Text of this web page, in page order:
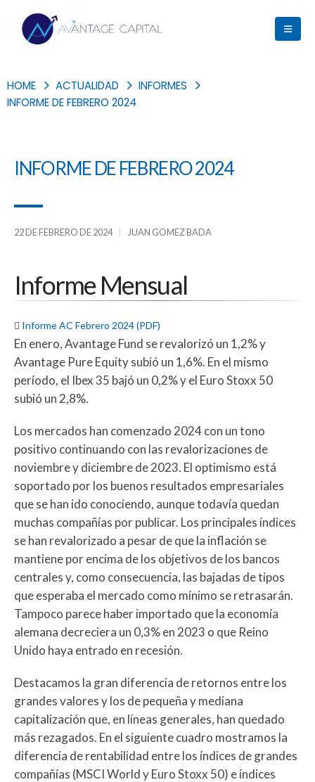
HOME ACTUALIDAD
INFORMES
INFORME DE FEBRERO 2024
INFORME DE FEBRERO 2024
22 DE FEBRERO DE 2024 JUAN GOMEZ BADA
Informe Mensual
 Informe AC Febrero 2024 (PDF)
En enero, Avantage Fund se revalorizó un 1,2% y
Avantage Pure Equity subió un 1,6%. En el mismo
período, el Ibex 35 bajó un 0,2% y el Euro Stoxx 50
subió un 2,8%.
Los mercados han comenzado 2024 con un tono
positivo continuando con las revalorizaciones de
noviembre y diciembre de 2023. El optimismo está
soportado por los buenos resultados empresariales
que se han ido conociendo, aunque todavía quedan
muchas compañías por publicar. Los principales índices
se han revalorizado a pesar de que la inflación se
mantiene por encima de los objetivos de los bancos
centrales y, como consecuencia, las bajadas de tipos
que esperaba el mercado como mínimo se retrasarán.
Tampoco parece haber importado que la economía
alemana decreciera un 0,3% en 2023 o que Reino
Unido haya entrado en recesión.
Destacamos la gran diferencia de retornos entre los
grandes valores y los de pequeña y mediana
capitalización que, en líneas generales, han quedado
más rezagados. En el siguiente cuadro mostramos la
diferencia de rentabilidad entre los índices de grandes
compañías (MSCI World y Euro Stoxx 50) e índices